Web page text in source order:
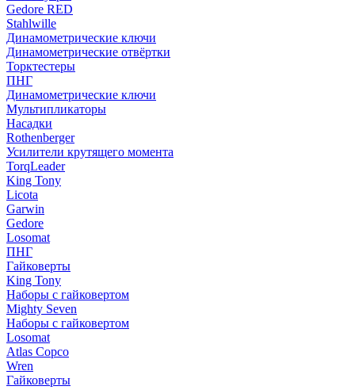
Gedore RED
Stahlwille
Динамометрические ключи
Динамометрические отвёртки
Торктестеры
ПНГ
Динамометрические ключи
Мультипликаторы
Насадки
Rothenberger
Усилители крутящего момента
TorqLeader
King Tony
Licota
Garwin
Gedore
Losomat
ПНГ
Гайковерты
King Tony
Наборы с гайковертом
Mighty Seven
Наборы с гайковертом
Losomat
Atlas Copco
Wren
Гайковерты